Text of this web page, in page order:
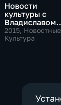
Новости
культуры с
Владиславом
Флярковским
2015,
Культура